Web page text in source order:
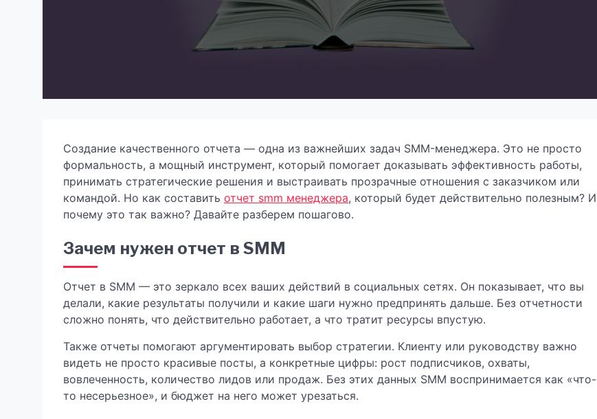
Создание качественного отчета — одна из важнейших задач SMM-менеджера. Это не просто
формальность, а мощный инструмент, который помогает доказывать эффективность работы,
принимать стратегические решения и выстраивать прозрачные отношения с заказчиком или
командой. Но как составить отчет smm менеджера, который будет действительно полезным? И
почему это так важно? Давайте разберем пошагово.
Зачем нужен отчет в SMM
Отчет в SMM — это зеркало всех ваших действий в социальных сетях. Он показывает, что вы
делали, какие результаты получили и какие шаги нужно предпринять дальше. Без отчетности
сложно понять, что действительно работает, а что тратит ресурсы впустую.
Также отчеты помогают аргументировать выбор стратегии. Клиенту или руководству важно
видеть не просто красивые посты, а конкретные цифры: рост подписчиков, охваты,
вовлеченность, количество лидов или продаж. Без этих данных SMM воспринимается как «что-
то несерьезное», и бюджет на него может урезаться.